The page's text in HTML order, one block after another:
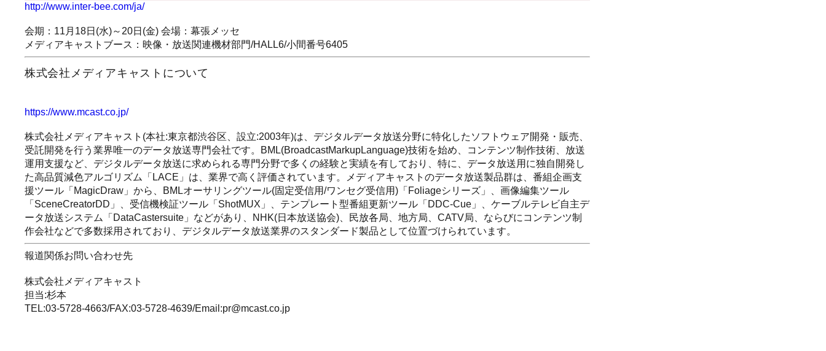
http://www.inter-bee.com/ja/
会期：11月18日(水)～20日(金) 会場：幕張メッセ
メディアキャストブース：映像・放送関連機材部門/HALL6/小間番号6405
株式会社メディアキャストについて
https://www.mcast.co.jp/
株式会社メディアキャスト(本社:東京都渋谷区、設立:2003年)は、デジタルデータ放送分野に特化したソフトウェア開発・販売、
受託開発を行う業界唯一のデータ放送専門会社です。BML(BroadcastMarkupLanguage)技術を始め、コンテンツ制作技術、放送
運用支援など、デジタルデータ放送に求められる専門分野で多くの経験と実績を有しており、特に、データ放送用に独自開発し
た高品質減色アルゴリズム「LACE」は、業界で高く評価されています。メディアキャストのデータ放送製品群は、番組企画支
援ツール「MagicDraw」から、BMLオーサリングツール(固定受信用/ワンセグ受信用)「Foliageシリーズ」、画像編集ツール
「SceneCreatorDD」、受信機検証ツール「ShotMUX」、テンプレート型番組更新ツール「DDC-Cue」、ケーブルテレビ自主デ
ータ放送システム「DataCastersuite」などがあり、NHK(日本放送協会)、民放各局、地方局、CATV局、ならびにコンテンツ制
作会社などで多数採用されており、デジタルデータ放送業界のスタンダード製品として位置づけられています。
報道関係お問い合わせ先
株式会社メディアキャスト
担当:杉本
TEL:03-5728-4663/FAX:03-5728-4639/Email:pr@mcast.co.jp